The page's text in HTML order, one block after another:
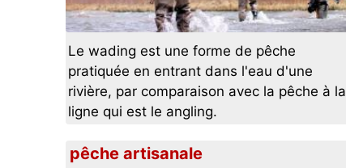
Le wading est une forme de pêche
pratiquée en entrant dans l'eau d'une
rivière, par comparaison avec la pêche à la
ligne qui est le angling.
pêche artisanale